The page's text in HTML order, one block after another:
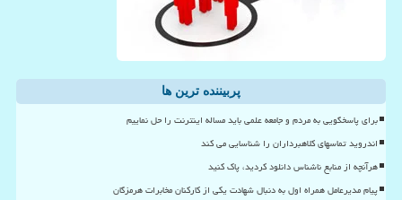
پربیننده ترین ها
برای پاسخگویی به مردم و جامعه علمی باید مساله اینترنت را حل نماییم
اندروید تماسهای کلاهبرداران را شناسایی می کند
هرآنچه از منابع ناشناس دانلود کردید، پاک کنید
پیام مدیرعامل همراه اول به دنبال شهادت یکی از کارکنان مخابرات هرمزگان